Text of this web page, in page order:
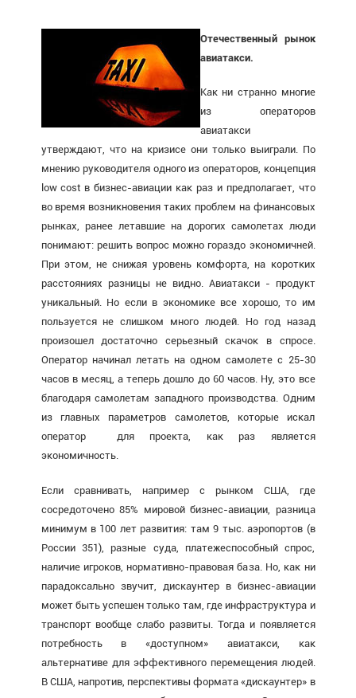
Отечественный рынок
авиатакси.
Как ни странно многие
из операторов
авиатакси
утверждают, что на кризисе они только выиграли. По
мнению руководителя одного из операторов, концепция
low cost в бизнес-авиации как раз и предполагает, что
во время возникновения таких проблем на финансовых
рынках, ранее летавшие на дорогих самолетах люди
понимают: решить вопрос можно гораздо экономичней.
При этом, не снижая уровень комфорта, на коротких
расстояниях разницы не видно. Авиатакси - продукт
уникальный. Но если в экономике все хорошо, то им
пользуется не слишком много людей. Но год назад
произошел достаточно серьезный скачок в спросе.
Оператор начинал летать на одном самолете с 25-30
часов в месяц, а теперь дошло до 60 часов. Ну, это все
благодаря самолетам западного производства. Одним
из главных параметров самолетов, которые искал
оператор для проекта, как раз является
экономичность.
Если сравнивать, например с рынком США, где
сосредоточено 85% мировой бизнес-авиации, разница
минимум в 100 лет развития: там 9 тыс. аэропортов (в
России 351), разные суда, платежеспособный спрос,
наличие игроков, нормативно-правовая база. Но, как ни
парадоксально звучит, дискаунтер в бизнес-авиации
может быть успешен только там, где инфраструктура и
транспорт вообще слабо развиты. Тогда и появляется
потребность в «доступном» авиатакси, как
альтернативе для эффективного перемещения людей.
В США, напротив, перспективы формата «дискаунтер» в